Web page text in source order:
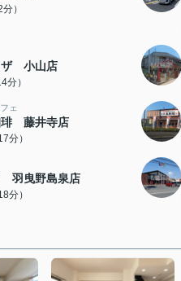
）
ザ 小山店
分）
ェ
琲 藤井寺店
分）
羽曳野島泉店
分）